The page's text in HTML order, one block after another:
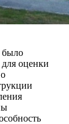
было
оценки